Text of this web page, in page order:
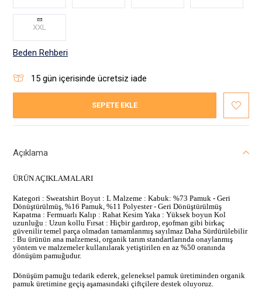
Beden Rehberi
XXL
15 gün içerisinde ücretsiz iade
SEPETE EKLE
Açıklama
ÜRÜN AÇIKLAMALARI
Kategori : Sweatshirt Boyut : L Malzeme : Kabuk: %73 Pamuk - Geri
Dönüştürülmüş, %16 Pamuk, %11 Polyester - Geri Dönüştürülmüş
Kapatma : Fermuarlı Kalıp : Rahat Kesim Yaka : Yüksek boyun Kol
uzunluğu : Uzun kollu Fırsat : Hiçbir gardırop, eşofman gibi birkaç
güvenilir temel parça olmadan tamamlanmış sayılmaz Daha Sürdürülebilir
: Bu ürünün ana malzemesi, organik tarım standartlarında onaylanmış
yöntem ve malzemeler kullanılarak yetiştirilen en az %50 oranında
dönüşüm pamuğudur.
Dönüşüm pamuğu tedarik ederek, geleneksel pamuk üretiminden organik
pamuk üretimine geçiş aşamasındaki çiftçilere destek oluyoruz.